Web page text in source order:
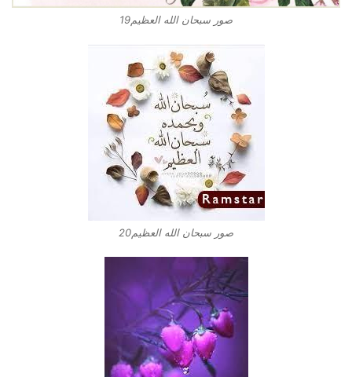
صور سبحان الله العظيم19
صور سبحان الله العظيم20